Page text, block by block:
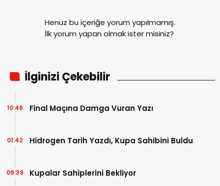
Henüz bu içeriğe yorum yapılmamış.
İlk yorum yapan olmak ister misiniz?
İlginizi Çekebilir
Final Maçına Damga Vuran Yazı
10:46
Hidrogen Tarih Yazdı, Kupa Sahibini Buldu
01:42
Kupalar Sahiplerini Bekliyor
09:39